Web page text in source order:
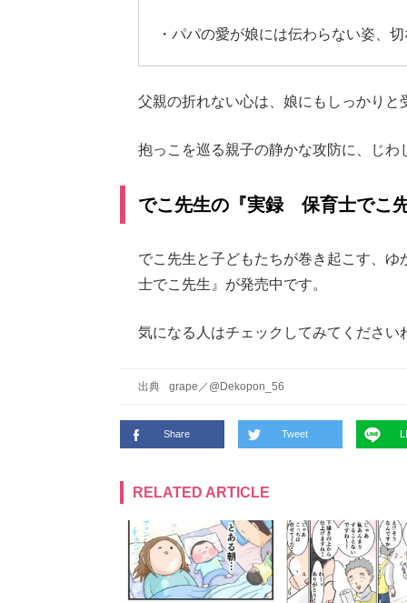
・パパの愛が娘には伝わらない姿、
父親の折れない心は、娘にもしっかりと
抱っこを巡る親子の静かな攻防に、じ
でこ先生の『実録 保育士でこ
でこ先生と子どもたちが巻き起こす、
士でこ先生』が発売中です。
気になる人はチェックしてみてください
出典 grape ／ @Dekopon_56
Share Tweet
RELATED ARTICLE